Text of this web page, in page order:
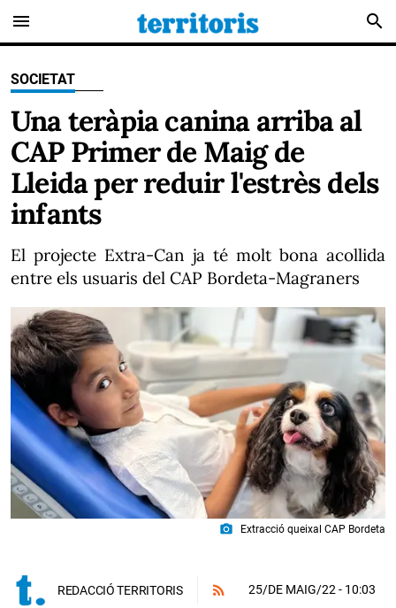
menu search
SOCIETAT
Una teràpia canina arriba al
CAP Primer de Maig de
Lleida per reduir l'estrès dels
infants
El projecte Extra-Can ja té molt bona acollida
entre els usuaris del CAP Bordeta-Magraners
photo_camera Extracció queixal CAP Bordeta
REDACCIÓ TERRITORIS 25/DE MAIG/22 - 10:03